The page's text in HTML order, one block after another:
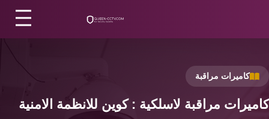
من نحن
كاميرات مراقبة لاسلكية
كاميرات مراقبة
كاميرات مراقبة لاسلكية : كوين للانظمة الامنية
أنظمة
إنذار
الحريق